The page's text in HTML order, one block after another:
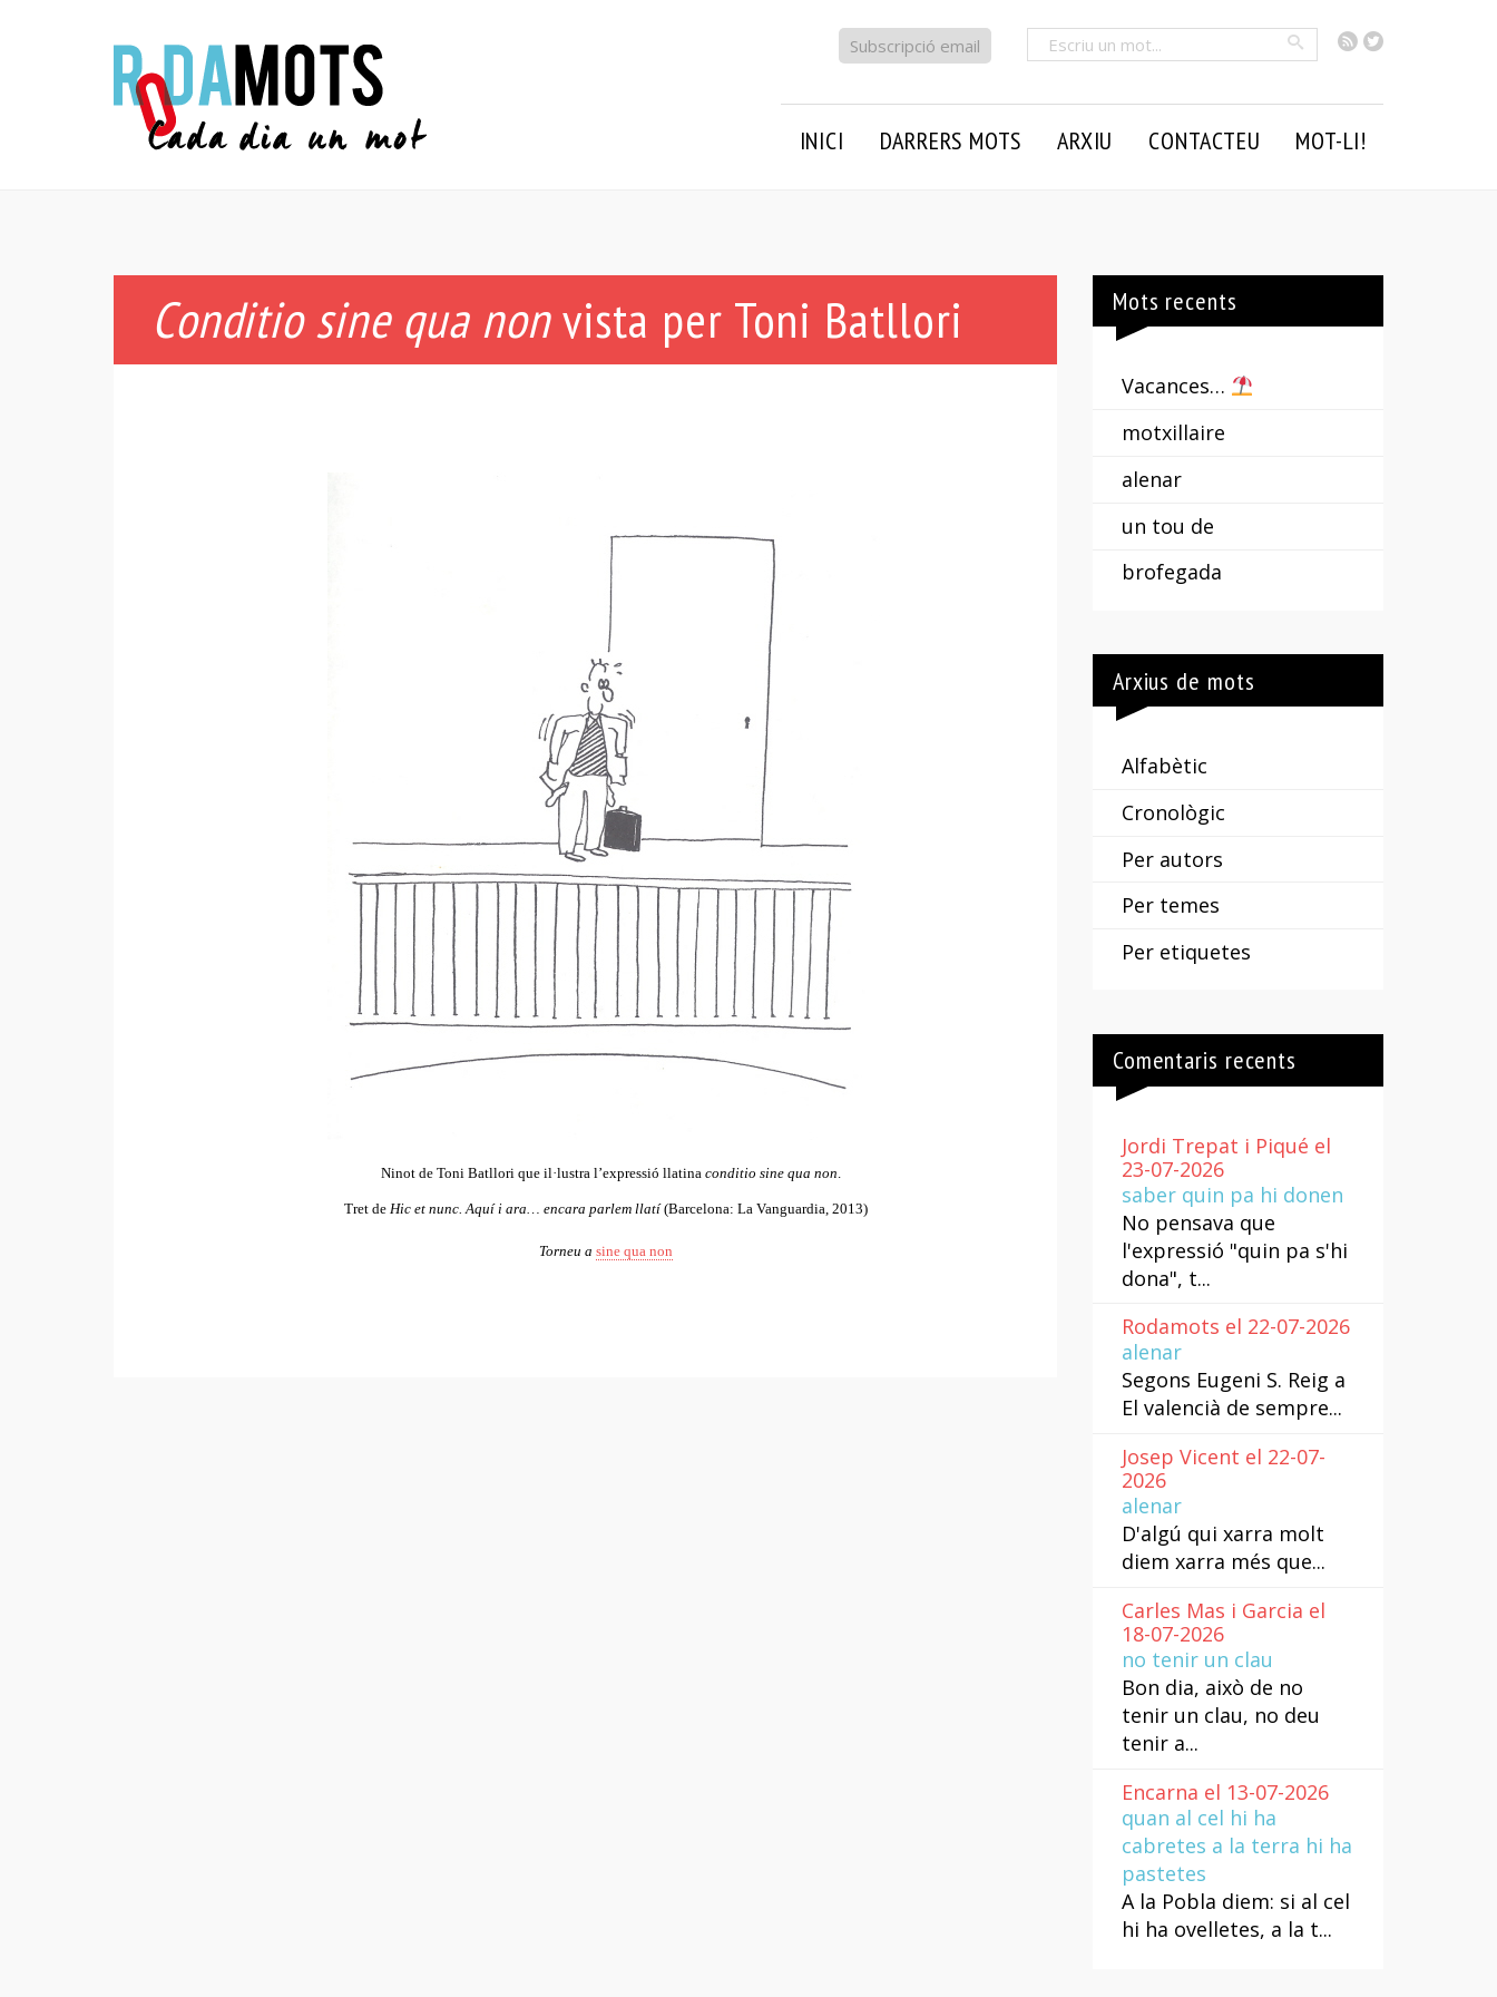
RSSTwitter
Cercar
Subscripció email
INICI DARRERS MOTS ARXIU CONTACTEU MOT-LI!
Conditio sine qua nonvista per Toni Batllori
Ninot de Toni Batllori que il·lustra l’expressió llatina conditio sine qua non.
Tret de Hic et nunc. Aquí i ara… encara parlem llatí(Barcelona: La Vanguardia, 2013)
Torneu a sine qua non
Mots recents
Vacances…
motxillaire
alenar
un tou de
brofegada
Arxius de mots
Alfabètic
Cronològic
Per autors
Per temes
Per etiquetes
Comentaris recents
Jordi Trepat i Piqué el
23-07-2026
saber quin pa hi donen
No pensava que
l'expressió "quin pa s'hi
dona", t...
Rodamots el 22-07-2026
alenar
Segons Eugeni S. Reig a
El valencià de sempre...
Josep Vicent el 22-07-
2026
alenar
D'algú qui xarra molt
diem xarra més que...
Carles Mas i Garcia el
18-07-2026
no tenir un clau
Bon dia, això de no
tenir un clau, no deu
tenir a...
Encarna el 13-07-2026
quan al cel hi ha
cabretes a la terra hi ha
pastetes
A la Pobla diem: si al cel
hi ha ovelletes, a la t...